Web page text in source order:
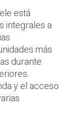
está
integrales a
más
durante
y el acceso